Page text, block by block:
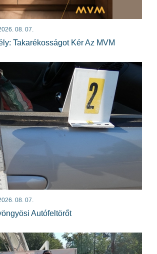
08. 07.
Takarékosságot Kér Az MVM
08. 07.
Autófeltörőt